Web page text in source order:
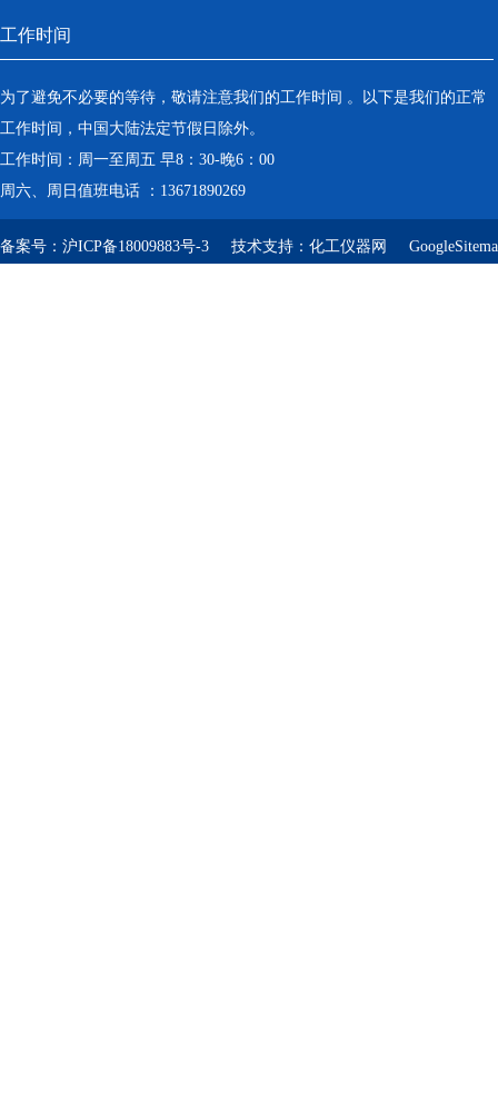
工作时间
为了避免不必要的等待，敬请注意我们的工作时间 。以下是我们的正常
工作时间，中国大陆法定节假日除外。
工作时间：周一至周五 早8：30-晚6：00
周六、周日值班电话 ：13671890269
备案号： 沪ICP备18009883号-3 技术支持： 化工仪器网